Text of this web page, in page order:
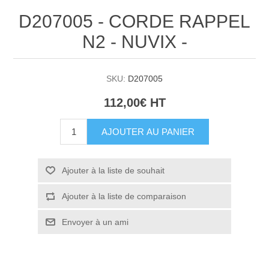
D207005 - CORDE RAPPEL
N2 - NUVIX -
SKU: D207005
112,00€ HT
AJOUTER AU PANIER
Ajouter à la liste de souhait
Ajouter à la liste de comparaison
Envoyer à un ami